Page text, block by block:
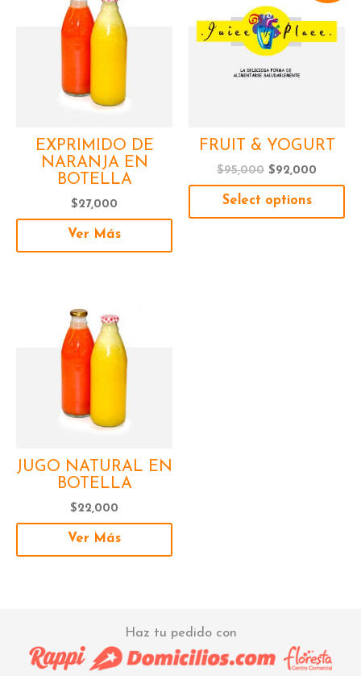
EXPRIMIDO DE
NARANJA EN
BOTELLA
$27,000
Ver Más
FRUIT & YOGURT
$95,000
original
era:
$95,000.
$92,000
es:
Select options
JUGO NATURAL EN
BOTELLA
$22,000
Ver Más
Haz tu pedido con